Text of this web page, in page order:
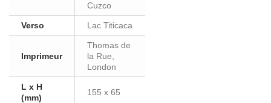
Cuzco
Verso Lac Titicaca
Imprimeur
Thomas de
la Rue,
London
L x H
(mm)
155 x 65